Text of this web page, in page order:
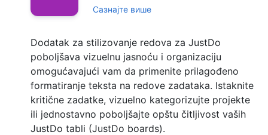
Сазнајте више
Dodatak za stilizovanje redova za JustDo
poboljšava vizuelnu jasnoću i organizaciju
omogućavajući vam da primenite prilagođeno
formatiranje teksta na redove zadataka. Istaknite
kritične zadatke, vizuelno kategorizujte projekte
ili jednostavno poboljšajte opštu čitljivost vaših
JustDo tabli (JustDo boards).